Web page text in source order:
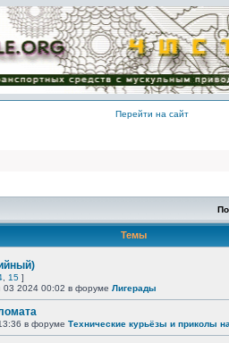
Перейти на сайт
Темы
15 ]
2024 00:02 в форуме Лигерады
в форуме Технические курьёзы и приколы